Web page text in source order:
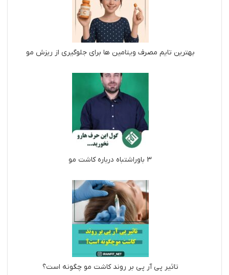
بهترین تایم مصرف ویتامین ها برای جلوگیری از ریزش مو
3 باوراشتباه درباره کاشت مو
تاثیر پی آر پی بر روند کاشت مو چگونه است؟